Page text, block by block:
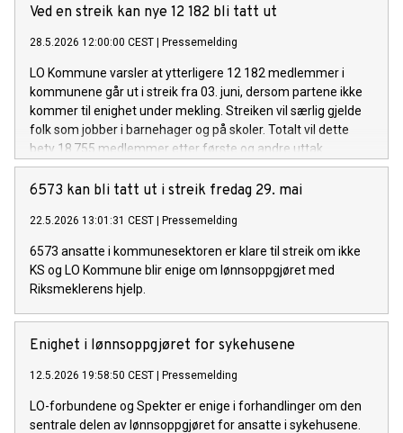
Ved en streik kan nye 12 182 bli tatt ut
28.5.2026 12:00:00 CEST Pressemelding
LO Kommune varsler at ytterligere 12 182 medlemmer i
kommunene går ut i streik fra 03. juni, dersom partene ikke
kommer til enighet under mekling. Streiken vil særlig gjelde
folk som jobber i barnehager og på skoler. Totalt vil dette
bety 18 755 medlemmer etter første og andre uttak.
6573 kan bli tatt ut i streik fredag 29. mai
22.5.2026 13:01:31 CEST Pressemelding
6573 ansatte i kommunesektoren er klare til streik om ikke
KS og LO Kommune blir enige om lønnsoppgjøret med
Riksmeklerens hjelp.
Enighet i lønnsoppgjøret for sykehusene
12.5.2026 19:58:50 CEST Pressemelding
LO-forbundene og Spekter er enige i forhandlinger om den
sentrale delen av lønnsoppgjøret for ansatte i sykehusene.